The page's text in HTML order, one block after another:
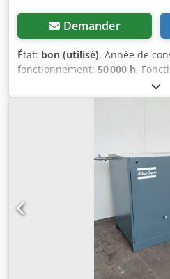
Demander
État: bon (utilisé), Année de
fonctionnement: 50 000 h,
850 kg
frigorifique, Compresseur à vis
frigorifique intégré, démonté